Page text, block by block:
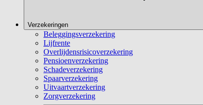
Verzekeringen
Beleggingsverzekering
Lijfrente
Overlijdensrisicoverzekering
Pensioenverzekering
Schadeverzekering
Spaarverzekering
Uitvaartverzekering
Zorgverzekering